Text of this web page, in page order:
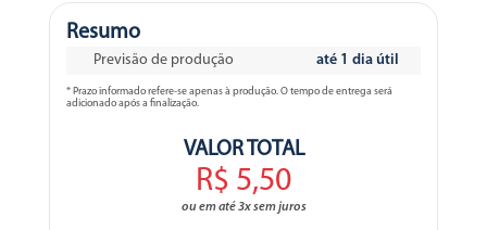
Resumo
Previsão de produção até 1 dia útil
* Prazo informado refere-se apenas à produção. O tempo de entrega será
adicionado após a finalização.
VALOR TOTAL
R$ 5,50
ou em até 3x sem juros